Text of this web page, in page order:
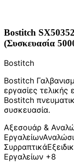
Bostitch
(Συσκευασία
Bostitch
Bostitch
εργασίες
Bostitch
συσκευασία.
Αξεσουάρ &
Εργαλείων
Συρραπτικά
Εργαλείων +8